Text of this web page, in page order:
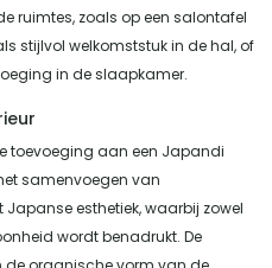
ruimtes, zoals op een salontafel
stijlvol welkomststuk in de hal, of
in de slaapkamer.
toevoeging aan een Japandi
samenvoegen van
esthetiek, waarbij zowel
wordt benadrukt. De